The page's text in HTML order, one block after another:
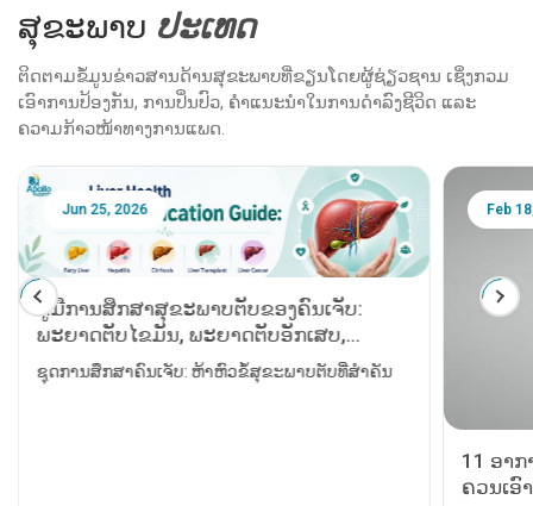
ສຸຂະພາບ ປະ​ເທດ
ຕິດຕາມຂໍ້ມູນຂ່າວສານດ້ານສຸຂະພາບທີ່ຂຽນໂດຍຜູ້ຊ່ຽວຊານ ເຊິ່ງກວມ
ເອົາການປ້ອງກັນ, ການປິ່ນປົວ, ຄຳແນະນຳໃນການດຳລົງຊີວິດ ແລະ
ຄວາມກ້າວໜ້າທາງການແພດ.
Jun 25, 2026
ຄູ່ມືການສຶກສາສຸຂະພາບຕັບຂອງຄົນເຈັບ:
ພະຍາດຕັບໄຂມັນ, ພະຍາດຕັບອັກເສບ,
ພະຍາດຕັບແຂງ, ​​ການຜ່າຕັດປ່ຽນຕັບ ແລະ
ມະເຮັງຕັບ
ຊຸດການສຶກສາຄົນເຈັບ: ຫ້າຫົວຂໍ້ສຸຂະພາບຕັບທີ່ສຳຄັນ
Feb
11 ອາ
ຄວນເອົ